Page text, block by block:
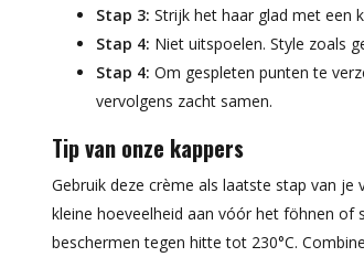
Stap 3: Strijk het haar glad met een
Stap 4: Niet uitspoelen. Style zoals
Stap 4: Om gespleten punten te
vervolgens zacht samen.
Tip van onze kappers
Gebruik deze crème als laatste stap van
kleine hoeveelheid aan vóór het föhnen
beschermen tegen hitte tot 230°C.